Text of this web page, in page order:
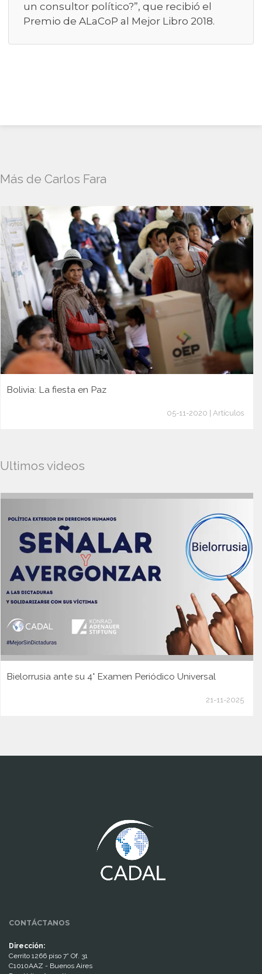
un consultor político?”, que recibió el
Premio de ALaCoP al Mejor Libro 2018.
Más de Carlos Fara
Bolivia: La fiesta en Paz
05-11-2020 | Artículos
Ultimos videos
Bielorrusia ante su 4° Examen Periódico Universal
21-11-2025
CONTÁCTANOS
Dirección:
Cerrito 1266 piso 7° Of. 31
C1010AAZ - Buenos Aires